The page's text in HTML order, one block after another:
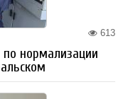
613
нормализации